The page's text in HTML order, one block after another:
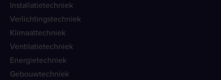
Installatietechniek
Verlichtingstechniek
Klimaattechniek
Ventilatietechniek
Energietechniek
Gebouwtechniek